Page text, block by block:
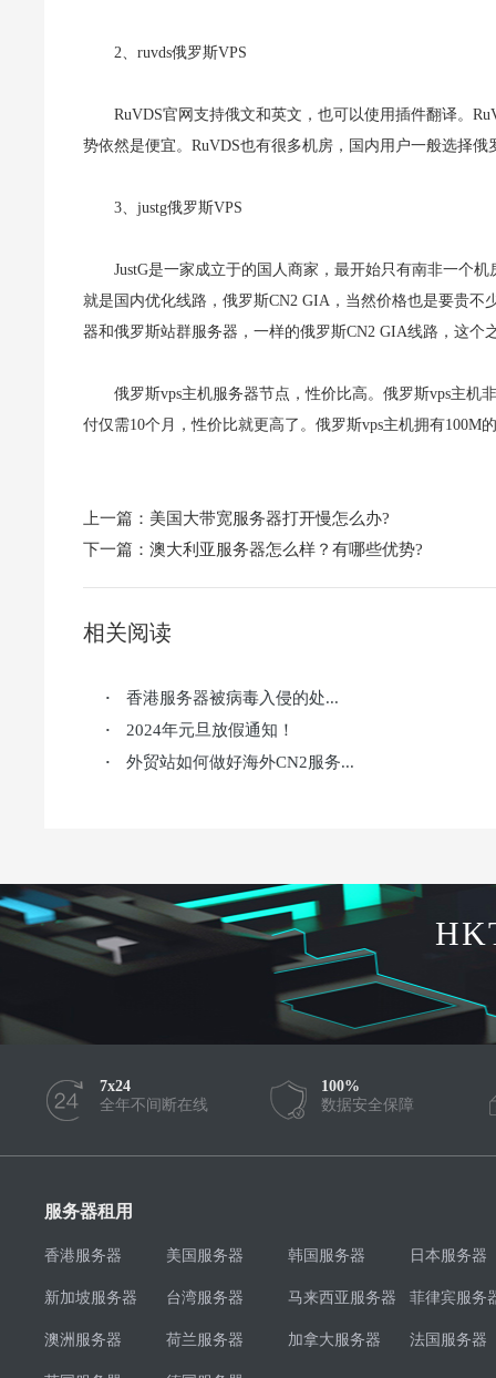
2、ruvds俄罗斯VPS
RuVDS官网支持俄文和英文，也可以使用插件翻译。
势依然是便宜。RuVDS也有很多机房，国内用户一般选择俄
3、justg俄罗斯VPS
JustG是一家成立于的国人商家，最开始只有南非一个
就是国内优化线路，俄罗斯CN2 GIA，当然价格也是要贵不
器和俄罗斯站群服务器，一样的俄罗斯CN2 GIA线路，这个
俄罗斯vps主机服务器节点，性价比高。俄罗斯vps主
付仅需10个月，性价比就更高了。俄罗斯vps主机拥有100M
上一篇： 美国大带宽服务器打开慢怎么办?
下一篇： 澳大利亚服务器怎么样？有哪些优势?
相关阅读
· 香港服务器被病毒入侵的处...
· 2024年元旦放假通知！
· 外贸站如何做好海外CN2服务...
7x24
全年不间断在线
100%
数据安全保障
服务器租用
香港服务器 美国服务器 韩国服务器 日本服务器
新加坡服务器 台湾服务器 马来西亚服务器 菲律宾服务
澳洲服务器 荷兰服务器 加拿大服务器 法国服务器